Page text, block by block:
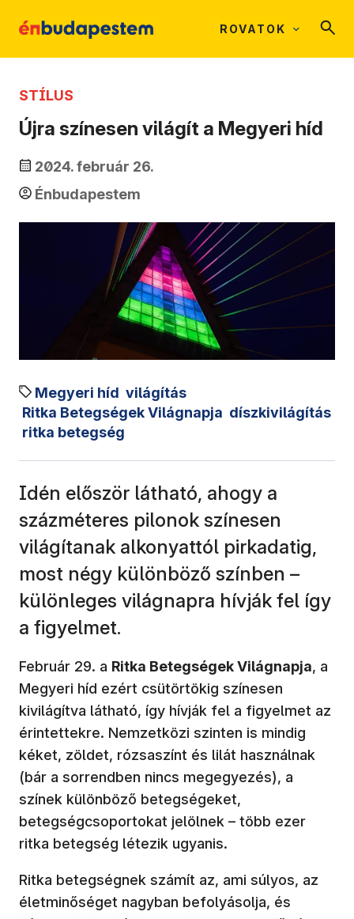
ROVATOK
STÍLUS
Újra színesen világít a Megyeri híd
2024. február 26.
Énbudapestem
Megyeri híd világítás
Ritka Betegségek Világnapja díszkivilágítás
ritka betegség
Idén először látható, ahogy a
százméteres pilonok színesen
világítanak alkonyattól pirkadatig,
most négy különböző színben –
különleges világnapra hívják fel így
a figyelmet.
Február 29. a Ritka Betegségek Világnapja, a
Megyeri híd ezért csütörtökig színesen
kivilágítva látható, így hívják fel a figyelmet az
érintettekre. Nemzetközi szinten is mindig
kéket, zöldet, rózsaszínt és lilát használnak
(bár a sorrendben nincs megegyezés), a
színek különböző betegségeket,
betegségcsoportokat jelölnek – több ezer
ritka betegség létezik ugyanis.
Ritka betegségnek számít az, ami súlyos, az
életminőséget nagyban befolyásolja, és